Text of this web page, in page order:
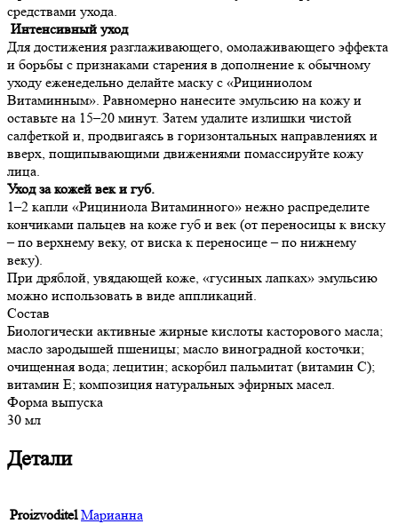
средствами ухода.
Интенсивный уход
Для достижения разглаживающего, омолаживающего эффекта
и борьбы с признаками старения в дополнение к обычному
уходу еженедельно делайте маску с «Рициниолом
Витаминным». Равномерно нанесите эмульсию на кожу и
оставьте на 15–20 минут. Затем удалите излишки чистой
салфеткой и, продвигаясь в горизонтальных направлениях и
вверх, пощипывающими движениями помассируйте кожу
лица.
Уход за кожей век и губ.
1–2 капли «Рициниола Витаминного» нежно распределите
кончиками пальцев на коже губ и век (от переносицы к виску
– по верхнему веку, от виска к переносице – по нижнему
веку).
При дряблой, увядающей коже, «гусиных лапках» эмульсию
можно использовать в виде аппликаций.
Состав
Биологически активные жирные кислоты касторового масла;
масло зародышей пшеницы; масло виноградной косточки;
очищенная вода; лецитин; аскорбил пальмитат (витамин С);
витамин Е; композиция натуральных эфирных масел.
Форма выпуска
30 мл
Детали
Proizvoditel Марианна